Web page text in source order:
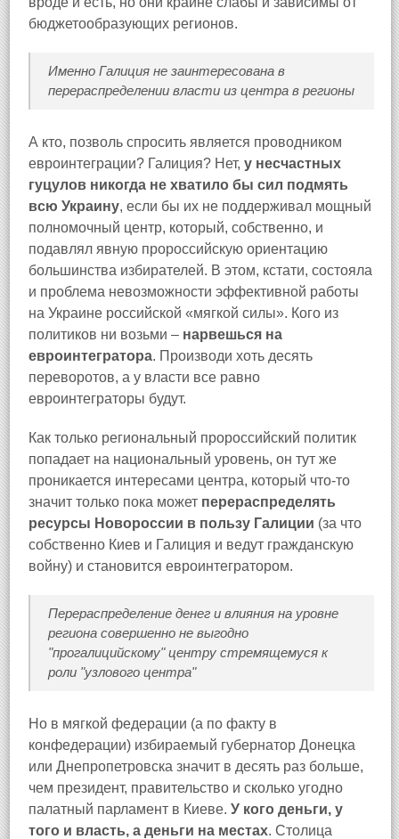
бюджетообразующих регионов.
Именно Галиция не заинтересована в
перераспределении власти из центра в регионы
А кто, позволь спросить является проводником
евроинтеграции? Галиция? Нет, у несчастных
гуцулов никогда не хватило бы сил подмять
всю Украину, если бы их не поддерживал мощный
полномочный центр, который, собственно, и
подавлял явную пророссийскую ориентацию
большинства избирателей. В этом, кстати, состояла
и проблема невозможности эффективной работы
на Украине российской «мягкой силы». Кого из
политиков ни возьми – нарвешься на
евроинтегратора. Производи хоть десять
переворотов, а у власти все равно
евроинтеграторы будут.
Как только региональный пророссийский политик
попадает на национальный уровень, он тут же
проникается интересами центра, который что-то
значит только пока может перераспределять
ресурсы Новороссии в пользу Галиции (за что
собственно Киев и Галиция и ведут гражданскую
войну) и становится евроинтегратором.
Перераспределение денег и влияния на уровне
региона совершенно не выгодно
"прогалицийскому" центру стремящемуся к
роли "узлового центра"
Но в мягкой федерации (а по факту в
конфедерации) избираемый губернатор Донецка
или Днепропетровска значит в десять раз больше,
чем президент, правительство и сколько угодно
палатный парламент в Киеве. У кого деньги, у
того и власть, а деньги на местах. Столица